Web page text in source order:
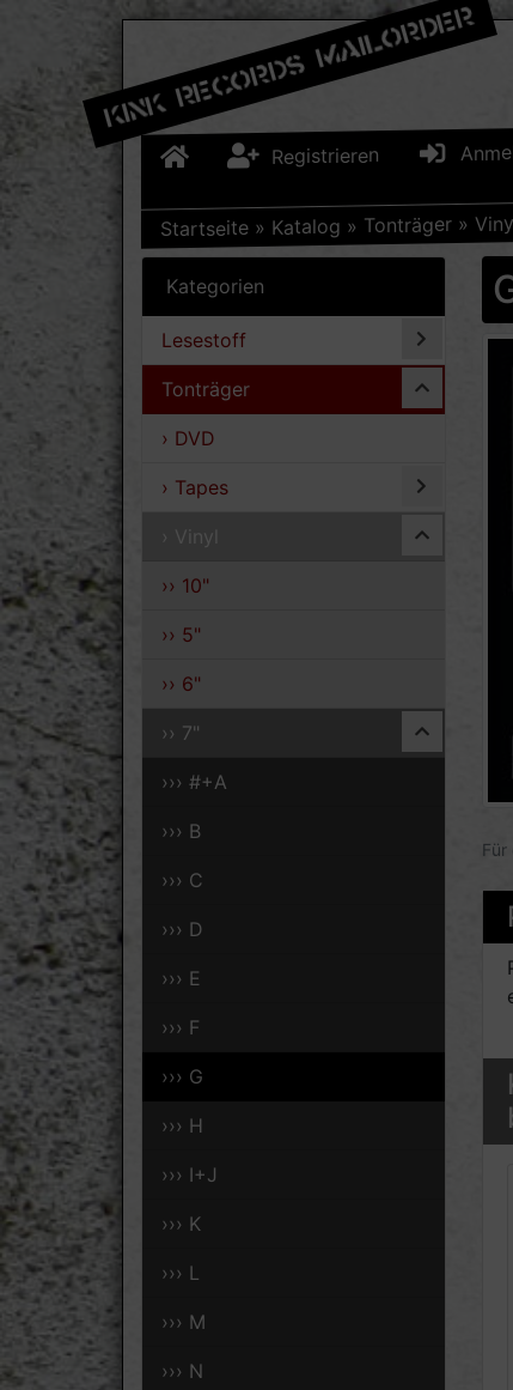
Registrieren
Startseite » Katalog » Tonträger »
Kategorien
Lesestoff
Tonträger
› DVD
› Tapes
› Vinyl
›› 10"
›› 5"
›› 6"
›› 7"
››› #+A
››› B
››› C
››› D
››› E
››› F
››› G
››› H
››› I+J
››› K
››› L
››› M
››› N
Für